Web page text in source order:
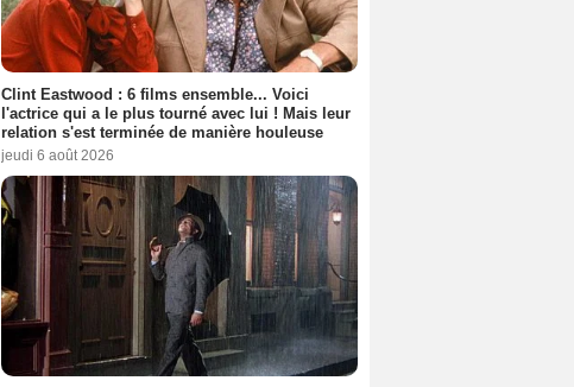
Clint Eastwood : 6 films ensemble... Voici
l'actrice qui a le plus tourné avec lui ! Mais leur
relation s'est terminée de manière houleuse
jeudi 6 août 2026